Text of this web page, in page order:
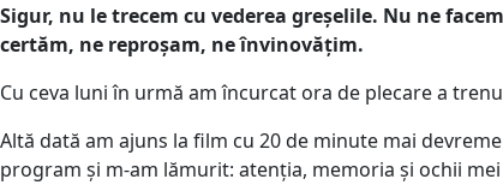
Sigur, nu le trecem cu vederea greșelile. Nu ne
certăm, ne reproșam, ne învinovățim.
Cu ceva luni în urmă am încurcat ora de plecare a
Altă dată am ajuns la film cu 20 de minute mai
program și m-am lămurit: atenția, memoria și ochii